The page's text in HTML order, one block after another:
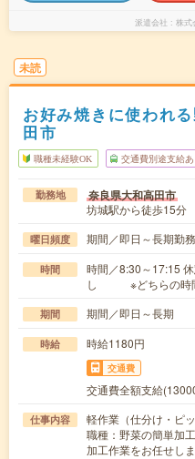
派遣会社 株式
未読
お好み焼きに使われ
田市
職種未経験OK 交通費別途支給あ
勤務地 奈良県大和高田市
坊城駅から徒歩15分
曜日頻度 期間／即日～長期勤
時間
時間／8:30～
し ※どちらの時
期間 期間／即日～長期
時給 時給1180円
交通費
交通費全額支給
仕事内容
軽作業（仕分け・ピ
職種：野菜の簡単加
加工作業をお任せし